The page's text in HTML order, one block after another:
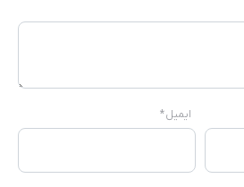
ایمیل*